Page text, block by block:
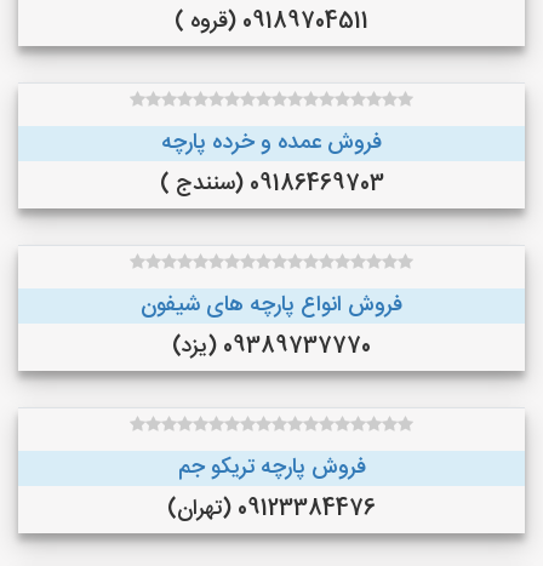
09189704511 (قروه )
فروش عمده و خرده پارچه
09186469703 (سنندج )
فروش انواع پارچه های شیفون
09389737770 (یزد)
فروش پارچه تریکو جم
09123384476 (تهران)